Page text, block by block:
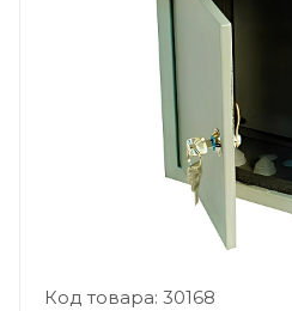
Код товара: 30168